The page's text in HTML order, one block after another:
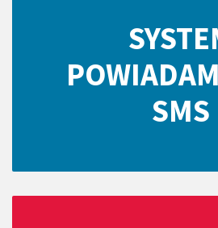
SMS